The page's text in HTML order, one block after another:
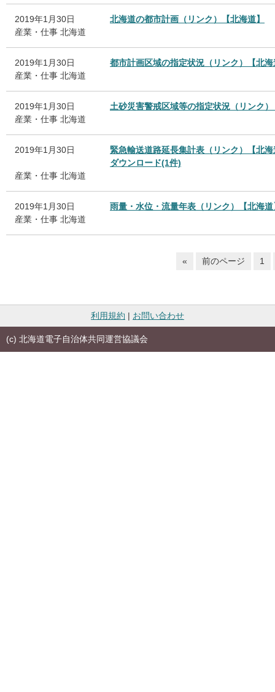
2019年1月30日
北海道の都市計画（リンク）【北海道】
産業・仕事 北海道
2019年1月30日
都市計画区域の指定状況（リンク）【北海
産業・仕事 北海道
2019年1月30日
土砂災害警戒区域等の指定状況（リンク
産業・仕事 北海道
2019年1月30日
緊急輸送道路延長集計表（リンク）【北海
ダウンロード(1件)
産業・仕事 北海道
2019年1月30日
雨量・水位・流量年表（リンク）【北海道
産業・仕事 北海道
« 前のページ 1
利用規約 | お問い合わせ
(c) 北海道電子自治体共同運営協議会